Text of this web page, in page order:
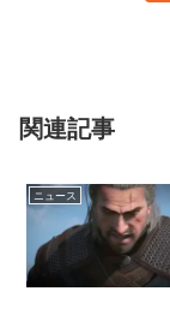
関連記事
ニュース